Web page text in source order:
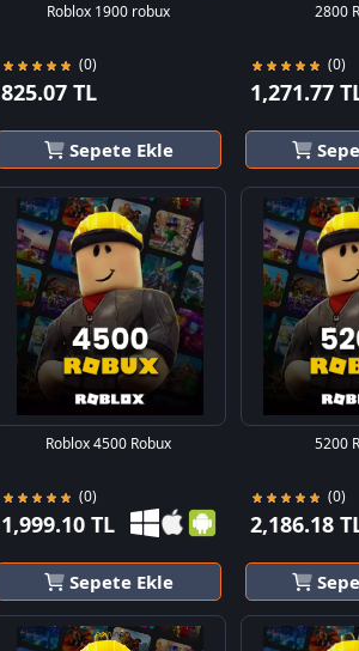
Roblox 1900 robux
(0)
825.07 TL
Sepete Ekle
2800
(0)
1,271.77
Roblox 4500 Robux
(0)
1,999.10 TL
Sepete Ekle
5200
(0)
2,186.18